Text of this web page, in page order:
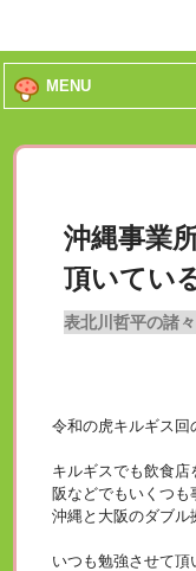
MENU
沖縄事業
頂いてい
表北川哲平の諸々
令和の虎キルギス回
キルギスでも飲食
阪などでもいくつも
沖縄と大阪のダブル
いつも勉強させて頂